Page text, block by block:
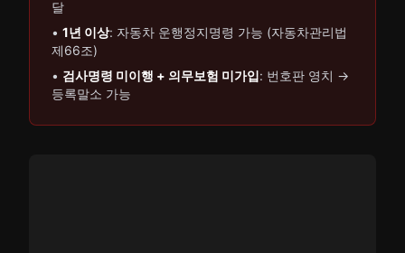
달
• 1년 이상: 자동차 운행정지명령 가능 (자동차관리법
제66조)
• 검사명령 미이행 + 의무보험 미가입: 번호판 영치 →
등록말소 가능